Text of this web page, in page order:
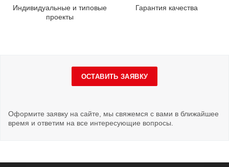
Индивидуальные и типовые
проекты
Гарантия качества
ОСТАВИТЬ ЗАЯВКУ
Оформите заявку на сайте, мы свяжемся с вами в ближайшее
время и ответим на все интересующие вопросы.